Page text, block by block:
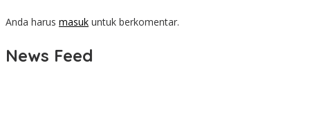
Anda harus masuk untuk berkomentar.
News Feed